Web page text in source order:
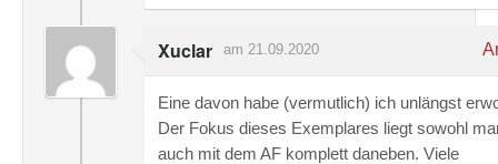
Xuclar am 21.09.2020
Eine davon habe (vermutlich) ich unlängst
Der Fokus dieses Exemplares liegt sowohl
auch mit dem AF komplett daneben. Viele